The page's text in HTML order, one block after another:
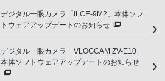
デジタル一眼カメラ「ILCE-9M2」本体ソフ
トウェアアップデートのお知らせ
デジタル一眼カメラ「VLOGCAM ZV-E10」
本体ソフトウェアアップデートのお知らせ